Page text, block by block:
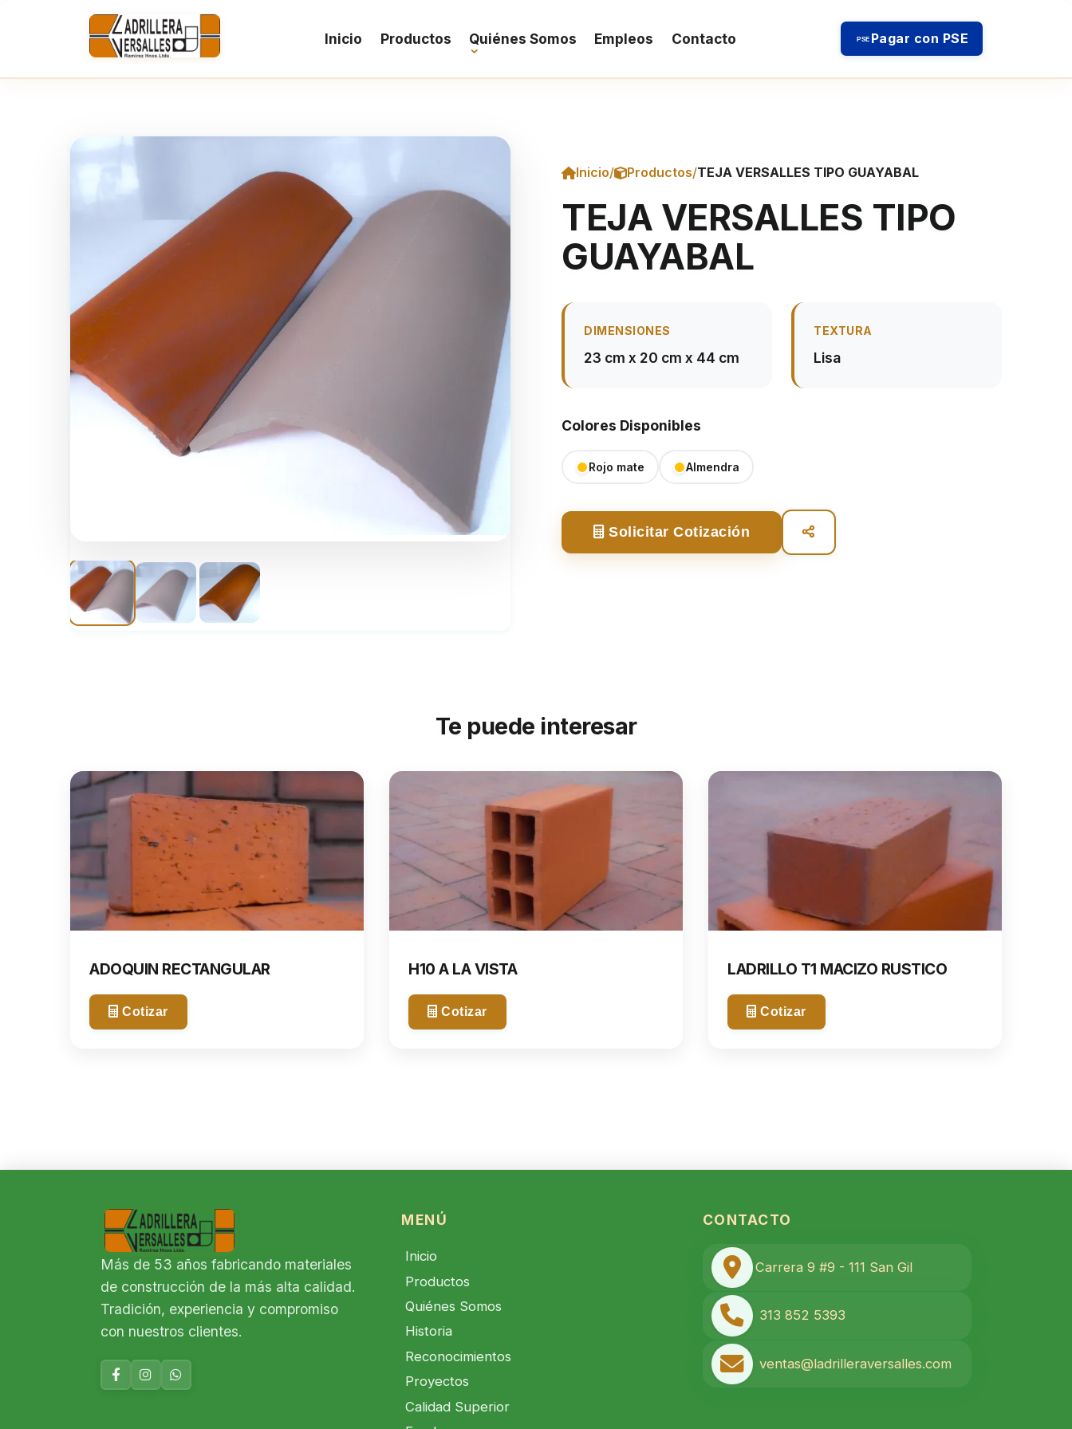
Inicio Productos Quiénes Somos Empleos Contacto PSE Pagar con PSE
Inicio/ Productos/TEJA VERSALLES TIPO GUAYABAL
TEJA VERSALLES TIPO
GUAYABAL
DIMENSIONES
23 cm x 20 cm x 44 cm
TEXTURA
Lisa
Colores Disponibles
Rojo mate Almendra
Solicitar Cotización
Te puede interesar
ADOQUIN RECTANGULAR
Cotizar
H10 A LA VISTA
Cotizar
LADRILLO T1 MACIZO RUSTICO
Cotizar
Más de 53 años fabricando materiales
de construcción de la más alta calidad.
Tradición, experiencia y compromiso
con nuestros clientes.
MENÚ
Inicio
Productos
Quiénes Somos
Historia
Reconocimientos
Proyectos
Calidad Superior
CONTACTO
Carrera 9 #9 - 111 San Gil
313 852 5393
ventas@ladrilleraversalles.com
Solicitar Cotización
Teléfono *
Correo electrónico *
Mensaje adicional (opcional)